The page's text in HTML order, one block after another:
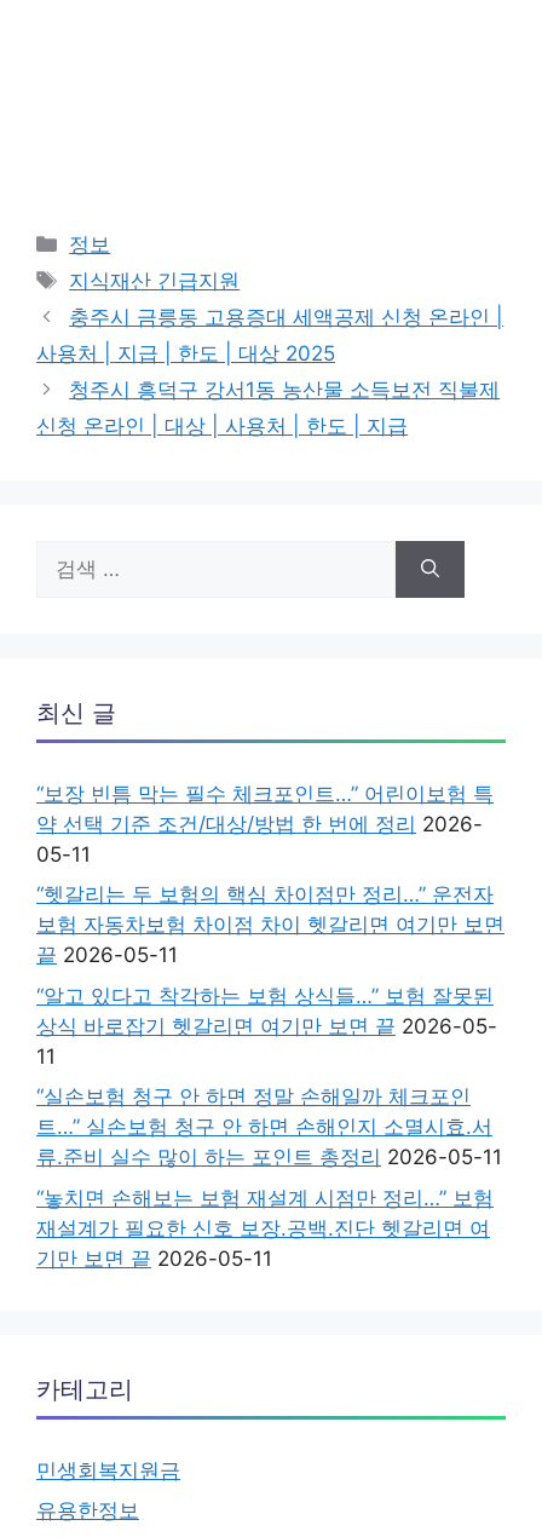
카
테
고
리
정보
태
그
지식재산 긴급지원
충주시 금릉동 고용증대 세액공제 신청 온라인 |
사용처 | 지급 | 한도 | 대상 2025
청주시 흥덕구 강서1동 농산물 소득보전 직불제
신청 온라인 | 대상 | 사용처 | 한도 | 지급
색:
최신 글
“보장 빈틈 막는 필수 체크포인트…” 어린이보험 특
약 선택 기준 조건/대상/방법 한 번에 정리 2026-
05-11
“헷갈리는 두 보험의 핵심 차이점만 정리…” 운전자
보험 자동차보험 차이점 차이 헷갈리면 여기만 보면
끝 2026-05-11
“알고 있다고 착각하는 보험 상식들…” 보험 잘못된
상식 바로잡기 헷갈리면 여기만 보면 끝 2026-05-
11
“실손보험 청구 안 하면 정말 손해일까 체크포인
트…” 실손보험 청구 안 하면 손해인지 소멸시효.서
류.준비 실수 많이 하는 포인트 총정리 2026-05-11
“놓치면 손해보는 보험 재설계 시점만 정리…” 보험
재설계가 필요한 신호 보장.공백.진단 헷갈리면 여
기만 보면 끝 2026-05-11
카테고리
민생회복지원금
유용한정보